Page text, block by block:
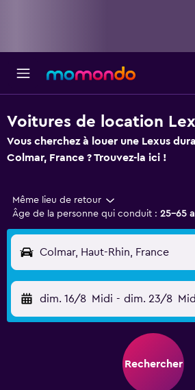
Voitures de location
Vous cherchez à louer une Lexus
Colmar, France ? Trouvez-la ici !
Même lieu de retour
Âge de la personne qui conduit : 25-65
Colmar, Haut-Rhin, France
dim. 16/8 Midi - dim. 23/8
Rechercher